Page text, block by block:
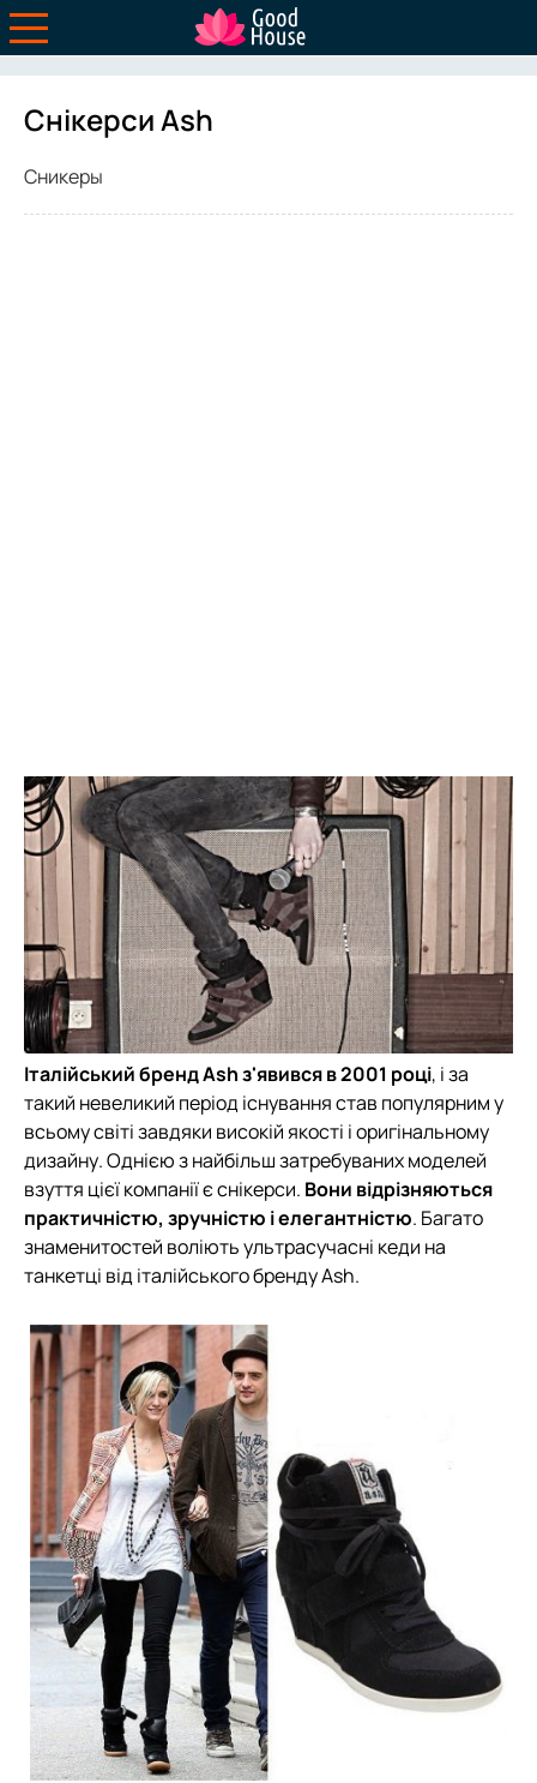
Снікерси Ash
Сникеры
Італійський бренд Ash з'явився в 2001 році, і за
такий невеликий період існування став популярним у
всьому світі завдяки високій якості і оригінальному
дизайну. Однією з найбільш затребуваних моделей
взуття цієї компанії є снікерси. Вони відрізняються
практичністю, зручністю і елегантністю. Багато
знаменитостей воліють ультрасучасні кеди на
танкетці від італійського бренду Ash.